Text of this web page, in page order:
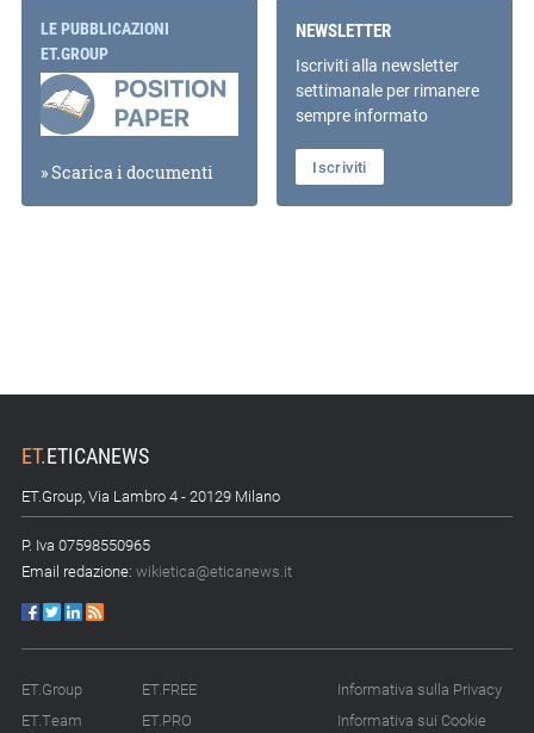
LE PUBBLICAZIONI
ET.GROUP
» Scarica i documenti
NEWSLETTER
Iscriviti alla newsletter
settimanale per rimanere
sempre informato
Iscriviti
ET.ETICANEWS
ET.Group, Via Lambro 4 - 20129 Milano
P. Iva 07598550965
Email redazione: wikietica@eticanews.it
ET.Group
ET.Team
ET.FREE
ET.PRO
Informativa sulla Privacy
Informativa sui Cookie